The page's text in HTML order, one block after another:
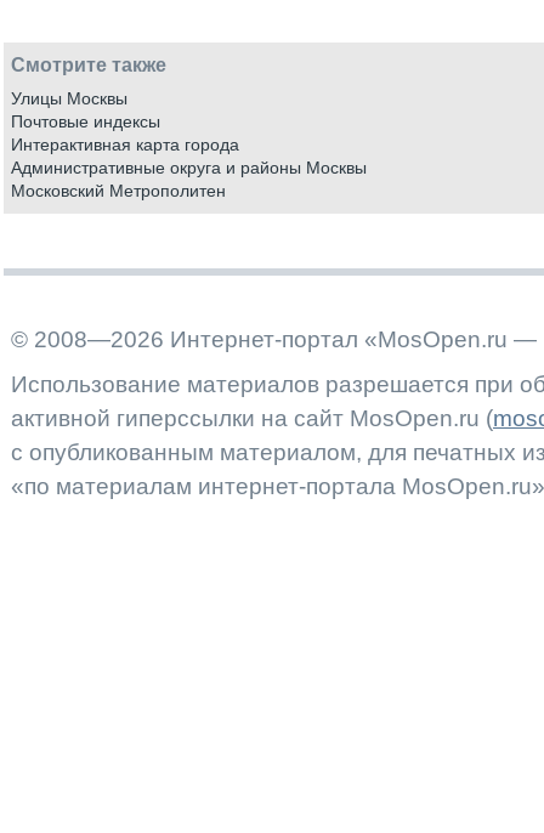
Смотрите также
Улицы Москвы
Почтовые индексы
Интерактивная карта города
Административные округа и районы Москвы
Московский Метрополитен
© 2008—2026 Интернет-портал «MosOpen.ru —
Использование материалов разрешается при
активной гиперссылки на сайт MosOpen.ru (
с опубликованным материалом, для печатных
«по материалам интернет-портала